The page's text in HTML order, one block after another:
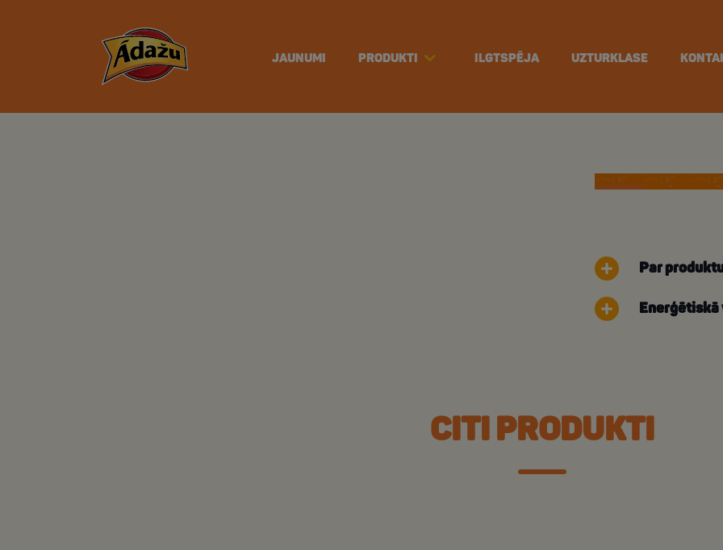
JAUNUMI PRODUKTI ILGTSPĒJA UZTURKLASE
Par
CITI PRODUKTI